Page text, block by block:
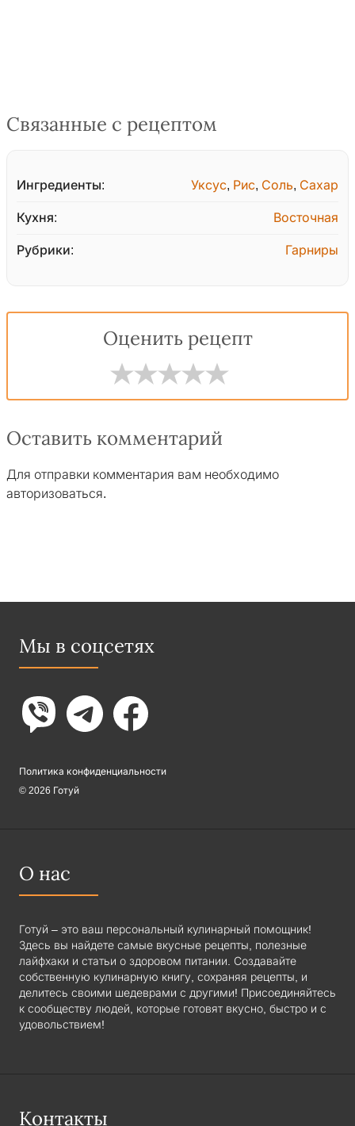
Связанные с рецептом
Ингредиенты: Уксус, Рис, Соль, Сахар
Кухня: Восточная
Рубрики: Гарниры
Оценить рецепт
Оставить комментарий
Для отправки комментария вам необходимо
авторизоваться.
Мы в соцсетях
Политика конфиденциальности
© 2026 Готуй
О нас
Готуй – это ваш персональный кулинарный помощник!
Здесь вы найдете самые вкусные рецепты, полезные
лайфхаки и статьи о здоровом питании. Создавайте
собственную кулинарную книгу, сохраняя рецепты, и
делитесь своими шедеврами с другими! Присоединяйтесь
к сообществу людей, которые готовят вкусно, быстро и с
удовольствием!
Контакты